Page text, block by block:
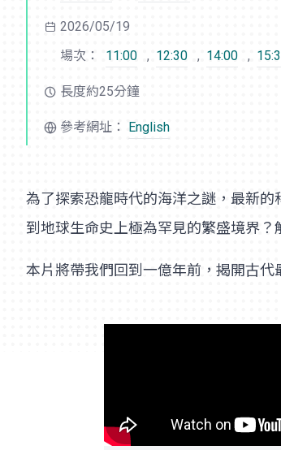
2026/05/19
場次：
11:00 , 12:30 , 14:00 ,
長度約25分鐘
參考網址： English
為了探索恐龍時代的海洋之謎，最新
到地球生命史上極為罕見的繁盛境界
本片將帶我們回到一億年前，揭開古代